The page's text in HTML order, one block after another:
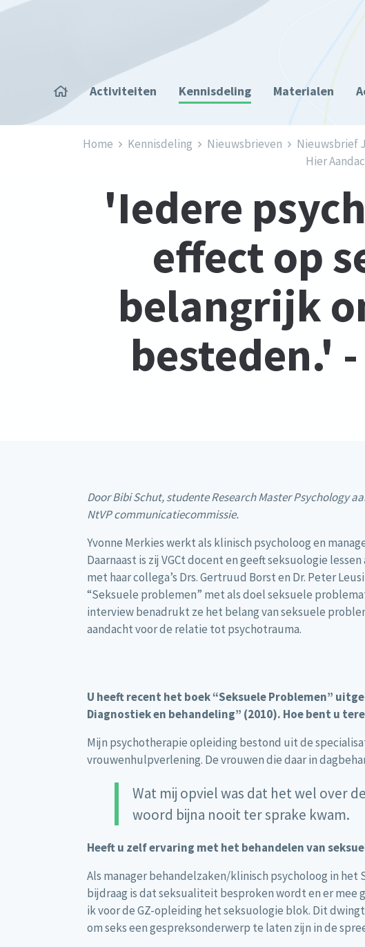
Home Activiteiten Kennisdeling Materialen
Kruimelpad
Home Kennisdeling Nieuwsbrieven Nieuwsbrief
Hier
'Iedere
effect op
belangrijk
besteden.'
Door Bibi Schut, studente Research Master Psychology
NtVP communicatiecommissie.
Yvonne Merkies werkt als klinisch psycholoog en
Daarnaast is zij VGCt docent en geeft seksuologie
met haar collega’s Drs. Gertruud Borst en Dr. Peter
“Seksuele problemen” met als doel seksuele
interview benadrukt ze het belang van seksuele
aandacht voor de relatie tot psychotrauma.
U heeft recent het boek “Seksuele Problemen”
Diagnostiek en behandeling” (2010). Hoe bent u
Mijn psychotherapie opleiding bestond uit de
vrouwenhulpverlening. De vrouwen die daar in
Wat mij opviel was dat het wel over
woord bijna nooit ter sprake kwam.
Heeft u zelf ervaring met het behandelen van
Als manager behandelzaken/klinisch psycholoog in het
bijdraag is dat seksualiteit besproken wordt en er mee
ik voor de GZ-opleiding het seksuologie blok. Dit
om seks een gespreksonderwerp te laten zijn in de